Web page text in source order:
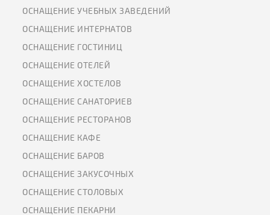
ОСНАЩЕНИЕ УЧЕБНЫХ ЗАВЕДЕНИЙ
ОСНАЩЕНИЕ ИНТЕРНАТОВ
ОСНАЩЕНИЕ ГОСТИНИЦ
ОСНАЩЕНИЕ ОТЕЛЕЙ
ОСНАЩЕНИЕ ХОСТЕЛОВ
ОСНАЩЕНИЕ САНАТОРИЕВ
ОСНАЩЕНИЕ РЕСТОРАНОВ
ОСНАЩЕНИЕ КАФЕ
ОСНАЩЕНИЕ БАРОВ
ОСНАЩЕНИЕ ЗАКУСОЧНЫХ
ОСНАЩЕНИЕ СТОЛОВЫХ
ОСНАЩЕНИЕ ПЕКАРНИ